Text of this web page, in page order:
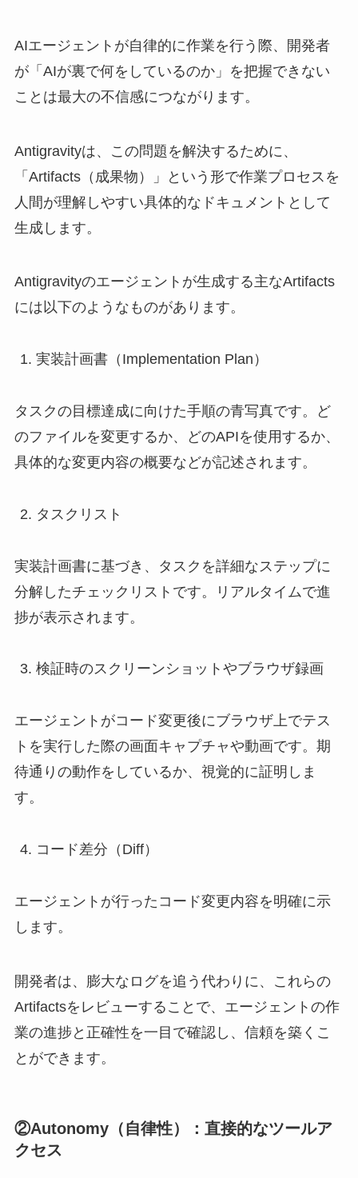
AIエージェントが自律的に作業を行う際、開発者
が「AIが裏で何をしているのか」を把握できない
ことは最大の不信感につながります。
Antigravityは、この問題を解決するために、
「Artifacts（成果物）」という形で作業プロセスを
人間が理解しやすい具体的なドキュメントとして
生成します。
Antigravityのエージェントが生成する主なArtifacts
には以下のようなものがあります。
実装計画書（Implementation Plan）
タスクの目標達成に向けた手順の青写真です。ど
のファイルを変更するか、どのAPIを使用するか、
具体的な変更内容の概要などが記述されます。
タスクリスト
実装計画書に基づき、タスクを詳細なステップに
分解したチェックリストです。リアルタイムで進
捗が表示されます。
検証時のスクリーンショットやブラウザ録画
エージェントがコード変更後にブラウザ上でテス
トを実行した際の画面キャプチャや動画です。期
待通りの動作をしているか、視覚的に証明しま
す。
コード差分（Diff）
エージェントが行ったコード変更内容を明確に示
します。
開発者は、膨大なログを追う代わりに、これらの
Artifactsをレビューすることで、エージェントの作
業の進捗と正確性を一目で確認し、信頼を築くこ
とができます。
②Autonomy（自律性）：直接的なツールア
クセス